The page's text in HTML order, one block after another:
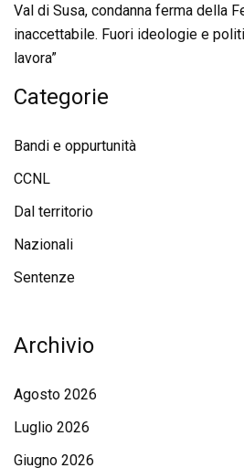
Val di Susa, condanna ferma della
inaccettabile. Fuori ideologie e
lavora”
Categorie
Bandi e oppurtunità
CCNL
Dal territorio
Nazionali
Sentenze
Archivio
Agosto 2026
Luglio 2026
Giugno 2026